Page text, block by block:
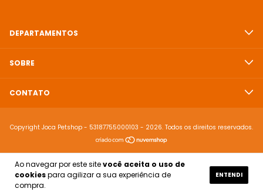
Ao navegar por este sitevocê aceita o uso de
cookiespara agilizar a sua experiência de
compra.
ENTENDI
DEPARTAMENTOS
SOBRE
CONTATO
Copyright Joca Petshop - 53187755000103 - 2026. Todos os direitos reservados.